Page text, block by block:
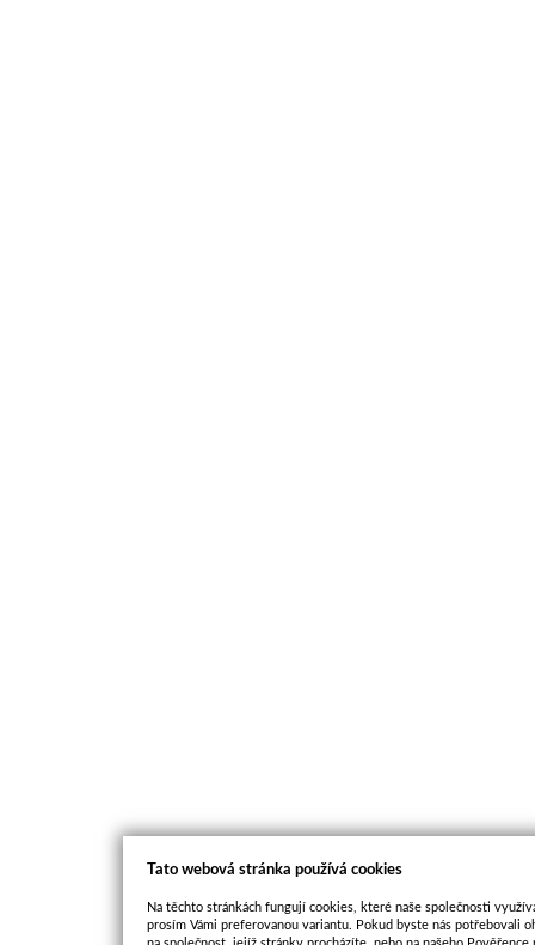
Tato webová stránka používá cookies
Na těchto stránkách fungují cookies, které naše společnosti
prosím Vámi preferovanou variantu. Pokud byste nás potřebovali